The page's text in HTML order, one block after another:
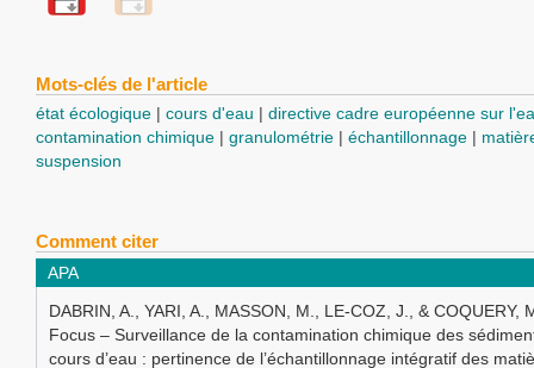
Mots-clés de l'article
état écologique cours d'eau
directive cadre européenne sur
contamination chimique
granulométrie échantillonnage
suspension
Comment citer
APA
DABRIN, A., YARI, A., MASSON, M., LE-COZ, J., & COQUERY,
Focus – Surveillance de la contamination chimique des
cours d’eau : pertinence de l’échantillonnage intégratif des